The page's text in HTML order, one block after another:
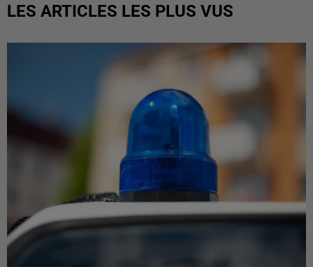
LES ARTICLES LES PLUS VUS